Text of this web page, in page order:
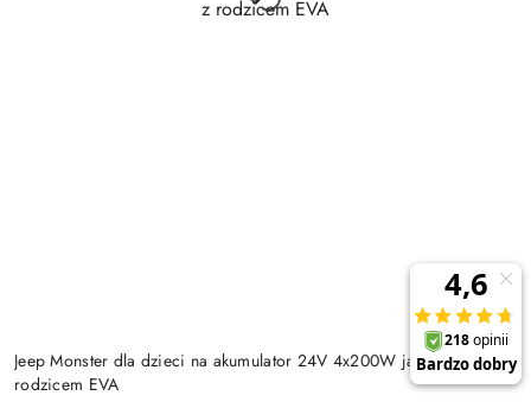
Jeep Monster dla dzieci na akumulator 24V 4x200W jazda z
rodzicem EVA